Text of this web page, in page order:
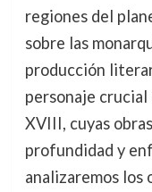
regiones del
sobre las
producción
personaje
XVIII, cuyas
profundidad y
analizaremos los